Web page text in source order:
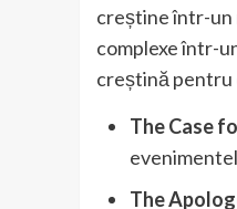
creștine într-un
complexe într-
creștină pentru
The Case
The